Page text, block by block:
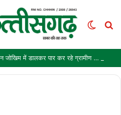
Switch
हल्की बारिश में उफनता नाला, जान जोखिम में डालकर पार कर रहे ग्रामीण और स्कूली बच्चे